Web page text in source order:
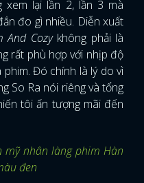
lại lần 2, lần 3 mà
đo gì nhiều. Diễn xuất
And Cozy không phải là
rất phù hợp với nhịp độ
Đó chính là lý do vì
So Ra nói riêng và tổng
tôi ấn tượng mãi đến
mỹ nhân làng phim Hàn
đen